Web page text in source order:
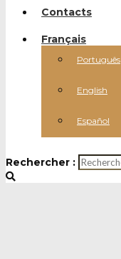
Contacts
Français
Português
English
Español
Rechercher :